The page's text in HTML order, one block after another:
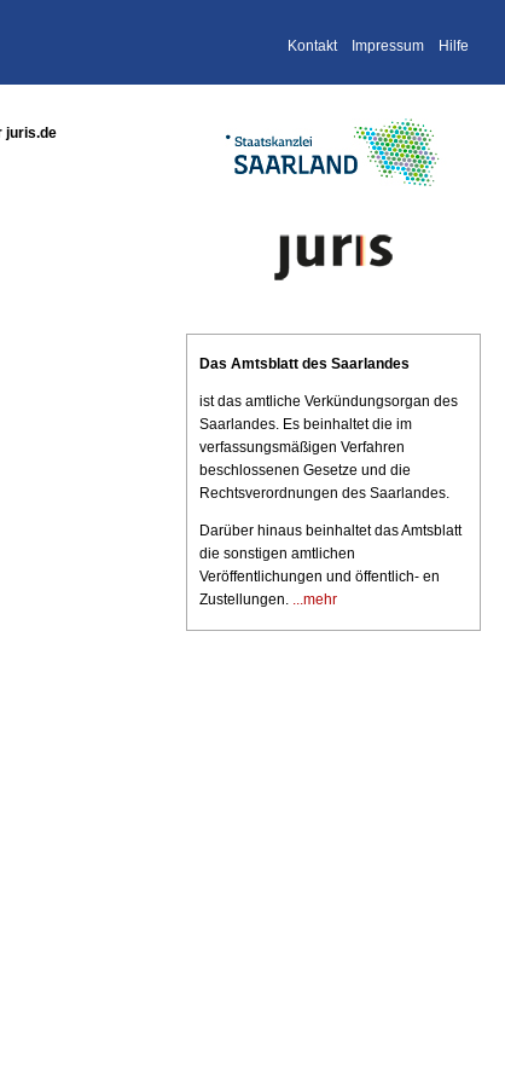
Kontakt Impressum Hilfe
juris.de
Das Amtsblatt des Saarlandes
ist das amtliche Verkündungsorgan des
Saarlandes. Es beinhaltet die im
verfassungsmäßigen Verfahren
beschlossenen Gesetze und die
Rechtsverordnungen des Saarlandes.
Darüber hinaus beinhaltet das Amtsblatt
die sonstigen amtlichen
Veröffentlichungen und öffentlich- en
Zustellungen. ...mehr